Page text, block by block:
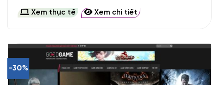
Xem thực tế Xem chi tiết
-30%